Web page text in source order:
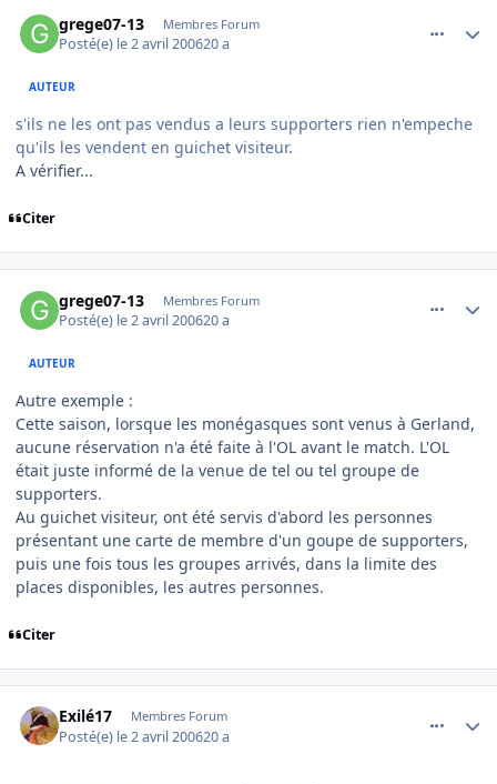
grege07-13 Membres Forum
Posté(e) le 2 avril 200620 a
AUTEUR
s'ils ne les ont pas vendus a leurs supporters rien n'empeche
qu'ils les vendent en guichet visiteur.
A vérifier...
Citer
grege07-13 Membres Forum
Posté(e) le 2 avril 200620 a
AUTEUR
Autre exemple :
Cette saison, lorsque les monégasques sont venus à Gerland,
aucune réservation n'a été faite à l'OL avant le match. L'OL
était juste informé de la venue de tel ou tel groupe de
supporters.
Au guichet visiteur, ont été servis d'abord les personnes
présentant une carte de membre d'un goupe de supporters,
puis une fois tous les groupes arrivés, dans la limite des
places disponibles, les autres personnes.
Citer
Exilé17 Membres Forum
Posté(e) le 2 avril 200620 a